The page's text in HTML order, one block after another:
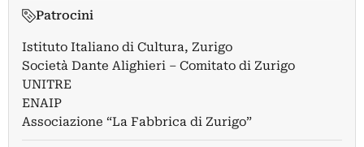
Patrocini
Istituto Italiano di Cultura, Zurigo
Società Dante Alighieri – Comitato di Zurigo
UNITRE
ENAIP
Associazione “La Fabbrica di Zurigo”